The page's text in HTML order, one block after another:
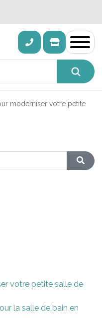
moderniser votre petite
votre petite salle de
la salle de bain en